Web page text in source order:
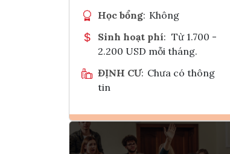
Học bổng: Không
Sinh hoạt phí: Từ 1.700 -
2.200 USD mỗi tháng.
ĐỊNH CƯ: Chưa có thông
tin
Ghi danh